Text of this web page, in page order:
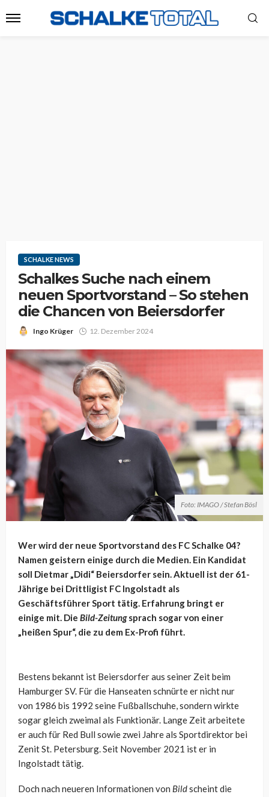
SCHALKE NEWS
Schalkes Suche nach einem
neuen Sportvorstand – So stehen
die Chancen von Beiersdorfer
Ingo Krüger 12. Dezember 2024
Foto: IMAGO / Stefan Bösl
Wer wird der neue Sportvorstand des FC Schalke 04?
Namen geistern einige durch die Medien. Ein Kandidat
soll Dietmar „Didi“ Beiersdorfer sein. Aktuell ist der 61-
Jährige bei Drittligist FC Ingolstadt als
Geschäftsführer Sport tätig. Erfahrung bringt er
einige mit. Die Bild-Zeitungsprach sogar von einer
„heißen Spur“, die zu dem Ex-Profi führt.
Bestens bekannt ist Beiersdorfer aus seiner Zeit beim
Hamburger SV. Für die Hanseaten schnürte er nicht nur
von 1986 bis 1992 seine Fußballschuhe, sondern wirkte
sogar gleich zweimal als Funktionär. Lange Zeit arbeitete
er auch für Red Bull sowie zwei Jahre als Sportdirektor bei
Zenit St. Petersburg. Seit November 2021 ist er in
Ingolstadt tätig.
Doch nach neueren Informationen von Bildscheint die